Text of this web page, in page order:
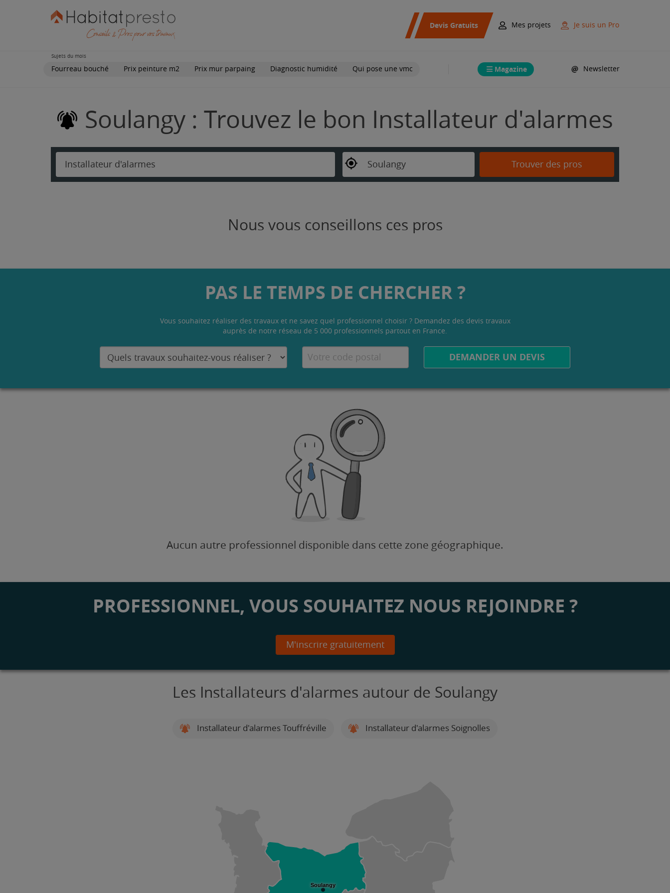
Devis Gratuits Mes projets Je suis un Pro
Sujets du mois
Fourreau bouché Prix peinture m2 Prix mur parpaing Diagnostic humidité Qui pose une vmc Magazine Newsletter
Soulangy : Trouvez le bon Installateur d'alarmes
Installateur d'alarmes Soulangy Trouver des pros
Nous vous conseillons ces pros
PAS LE TEMPS DE CHERCHER ?
Vous souhaitez réaliser des travaux et ne savez quel professionnel choisir ? Demandez des devis travaux
auprès de notre réseau de 5 000 professionnels partout en France.
DEMANDER UN DEVIS
Aucun autre professionnel disponible dans cette zone géographique.
PROFESSIONNEL, VOUS SOUHAITEZ NOUS REJOINDRE ?
M'inscrire gratuitement
Les Installateurs d'alarmes autour de Soulangy
Installateur d'alarmes Touffréville Installateur d'alarmes Soignolles
Soulangy